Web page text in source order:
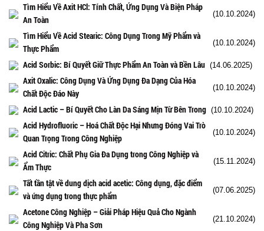
Tìm Hiểu Về Axit HCl: Tính Chất, Ứng Dụng Và Biện Pháp
An Toàn
(10.10.2024)
Tìm Hiểu Về Acid Stearic: Công Dụng Trong Mỹ Phẩm và
Thực Phẩm
(10.10.2024)
Acid Sorbic: Bí Quyết Giữ Thực Phẩm An Toàn và Bền Lâu (14.06.2025)
Axit Oxalic: Công Dụng Và Ứng Dụng Đa Dạng Của Hóa
Chất Độc Đáo Này
(10.10.2024)
Acid Lactic – Bí Quyết Cho Làn Da Sáng Mịn Từ Bên Trong (10.10.2024)
Acid Hydrofluoric – Hoá Chất Độc Hại Nhưng Đóng Vai Trò
Quan Trọng Trong Công Nghiệp
(10.10.2024)
Acid Citric: Chất Phụ Gia Đa Dụng trong Công Nghiệp và
Ẩm Thực
(15.11.2024)
Tất tần tật về dung dịch acid acetic: Công dụng, đặc điểm
và ứng dụng trong thực phẩm
(07.06.2025)
Acetone Công Nghiệp – Giải Pháp Hiệu Quả Cho Ngành
Công Nghiệp Và Pha Sơn
(21.10.2024)